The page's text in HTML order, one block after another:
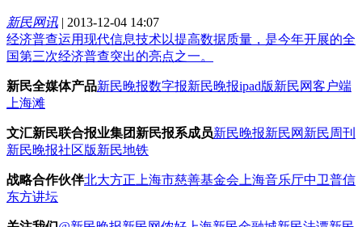
新民网讯 | 2013-12-04 14:07
经济普查运用现代信息技术以提高数据质量，是今年开展的全
国第三次经济普查突出的亮点之一。
新民全媒体产品新民晚报数字报新民晚报ipad版新民网客户端
上海滩
文汇新民联合报业集团新民报系成员新民晚报新民网 新民周刊
新民晚报社区版新民地铁
战略合作伙伴北大方正 上海市慈善基金会 上海音乐厅中卫普信
东方讲坛